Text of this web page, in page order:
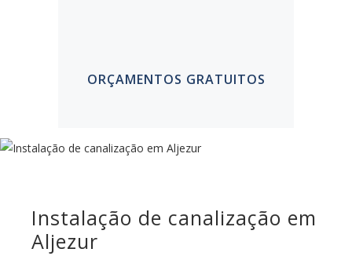
ORÇAMENTOS GRATUITOS
Instalação de canalização em
Aljezur